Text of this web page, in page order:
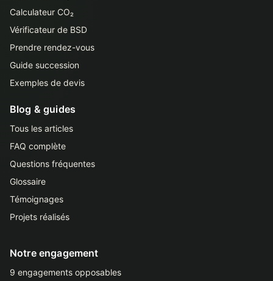
Calculateur CO₂
Vérificateur de BSD
Prendre rendez-vous
Guide succession
Exemples de devis
Blog & guides
Tous les articles
FAQ complète
Questions fréquentes
Glossaire
Témoignages
Projets réalisés
Notre engagement
9 engagements opposables